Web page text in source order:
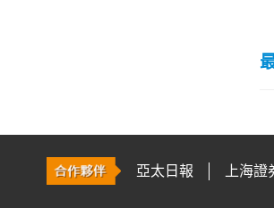
亞太日報 上海證